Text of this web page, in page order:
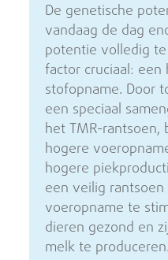
De genetische
vandaag de dag
potentie volledig
factor cruciaal: een
stofopname. Door
een speciaal
het TMR-rantsoen,
hogere
hogere
een veilig rantsoen
voeropname te
dieren gezond en
melk te produceren.